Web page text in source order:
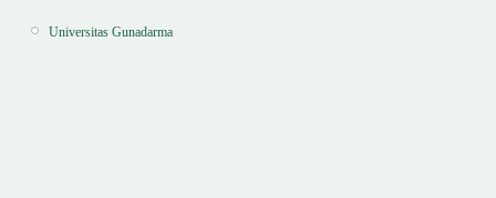
Universitas Gunadarma